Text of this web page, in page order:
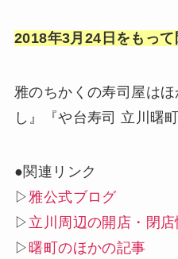
2018年3月24日をもって
雅のちかくの寿司屋は
し』『や台寿司 立川曙
●関連リンク
▷ 雅公式ブログ
▷ 立川周辺の開店・閉
▷曙町のほかの記事